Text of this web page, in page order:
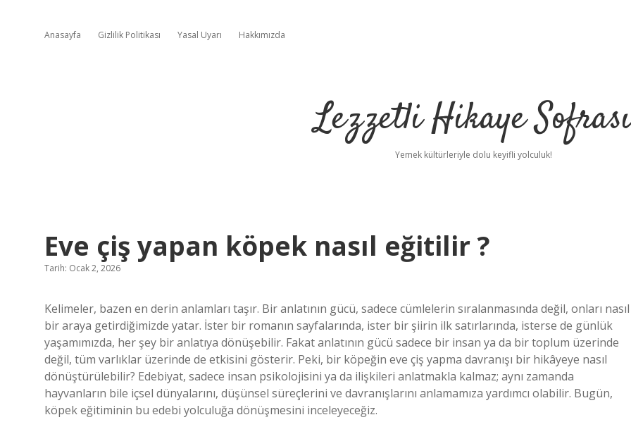
Anasayfa Gizlilik Politikası Yasal Uyarı Hakkımızda
Lezzetli Hikaye Sofrası
Yemek kültürleriyle dolu keyifli yolculuk!
Eve çiş yapan köpek nasıl eğitilir ?
Tarih: Ocak 2, 2026
Kelimeler, bazen en derin anlamları taşır. Bir anlatının gücü, sadece cümlelerin sıralanmasında değil, onları nasıl
bir araya getirdiğimizde yatar. İster bir romanın sayfalarında, ister bir şiirin ilk satırlarında, isterse de günlük
yaşamımızda, her şey bir anlatıya dönüşebilir. Fakat anlatının gücü sadece bir insan ya da bir toplum üzerinde
değil, tüm varlıklar üzerinde de etkisini gösterir. Peki, bir köpeğin eve çiş yapma davranışı bir hikâyeye nasıl
dönüştürülebilir? Edebiyat, sadece insan psikolojisini ya da ilişkileri anlatmakla kalmaz; aynı zamanda
hayvanların bile içsel dünyalarını, düşünsel süreçlerini ve davranışlarını anlamamıza yardımcı olabilir. Bugün,
köpek eğitiminin bu edebi yolculuğa dönüşmesini inceleyeceğiz.